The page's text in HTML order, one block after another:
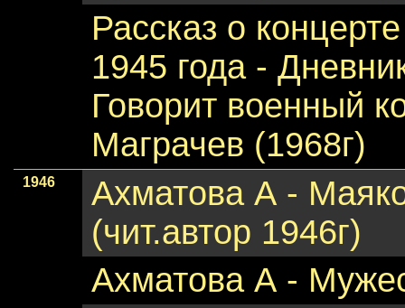
Рассказ о
1945 года -
Говорит военный
Маграчев (1968г)
1946
Ахматова А -
(чит.автор 1946г)
Ахматова А -